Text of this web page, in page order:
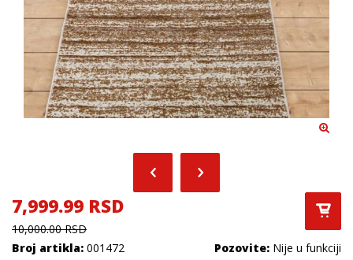
7,999.99 RSD
10,000.00 RSD
Broj artikla: 001472 Pozovite: Nije u funkciji